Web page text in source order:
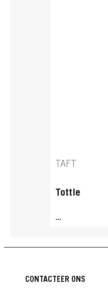
TAFT
Tottle
...
CONTACTEER ONS